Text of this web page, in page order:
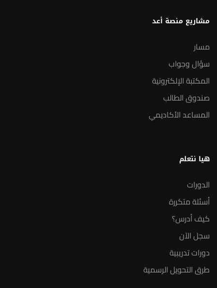
مشاريع منصة أعد
مسار
سؤال وجواب
المكتبة الإلكترونية
صندوق الطالب
المساعد الأكاديمي
هيا نتعلم
الدورات
أسئلة متكررة
كيف أدرس؟
سجل الآن
دورات تدريبية
طرق التحويل الرسمية